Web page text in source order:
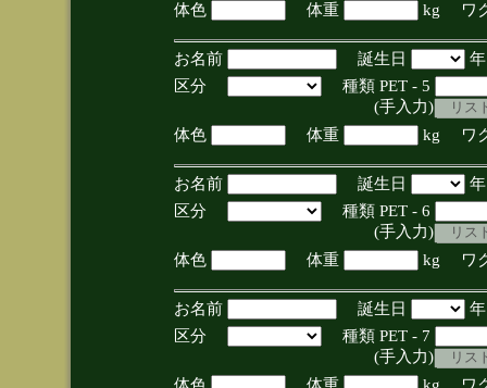
体色
体重 kg ワ
お名前 誕生日
区分
種類 PET - 5
(手入力)
体色
体重 kg ワ
お名前 誕生日
区分
種類 PET - 6
(手入力)
体色
体重 kg ワ
お名前 誕生日
区分
種類 PET - 7
(手入力)